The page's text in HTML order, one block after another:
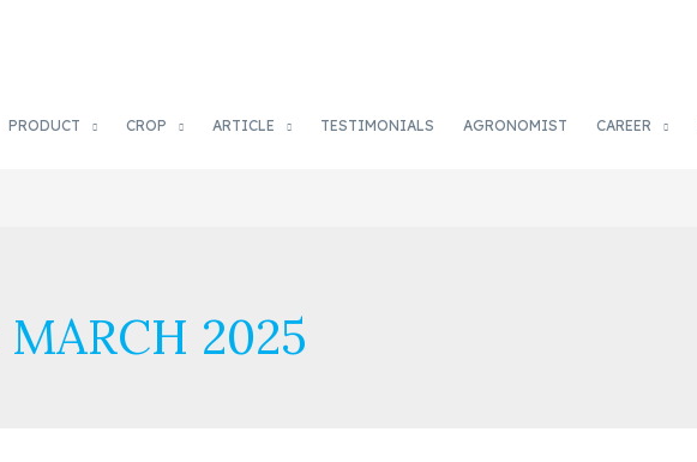
PRODUCT CROP ARTICLE TESTIMONIALS AGRONOMIST CAREER
MARCH 2025